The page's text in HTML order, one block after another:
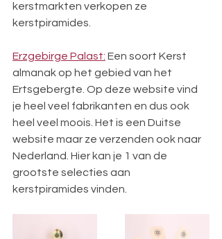
kerstmarkten verkopen ze
kerstpiramides.
Erzgebirge Palast: Een soort Kerst
almanak op het gebied van het
Ertsgebergte. Op deze website vind
je heel veel fabrikanten en dus ook
heel veel moois. Het is een Duitse
website maar ze verzenden ook naar
Nederland. Hier kan je 1 van de
grootste selecties aan
kerstpiramides vinden.